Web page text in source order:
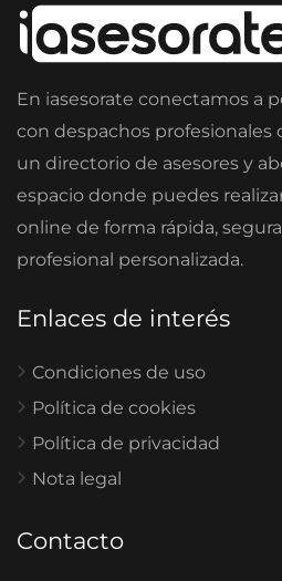
En iasesorate conectamos a
con despachos profesionales
un directorio de asesores y
espacio donde puedes
online de forma rápida,
profesional personalizada.
Enlaces de interés
Condiciones de uso
Política de cookies
Política de privacidad
Nota legal
Contacto